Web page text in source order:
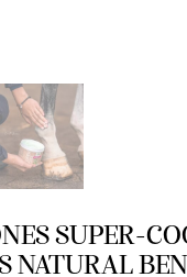
SUPER-
NATURAL